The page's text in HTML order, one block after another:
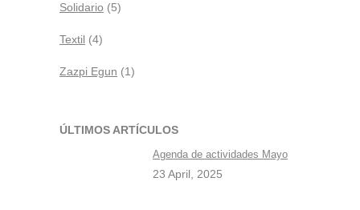
Solidario (5)
Textil (4)
Zazpi Egun (1)
ÚLTIMOS ARTÍCULOS
Agenda de actividades Mayo
23 April, 2025